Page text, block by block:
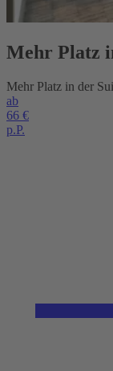
Mehr Platz
Mehr Platz in der
ab
66 €
p.P.